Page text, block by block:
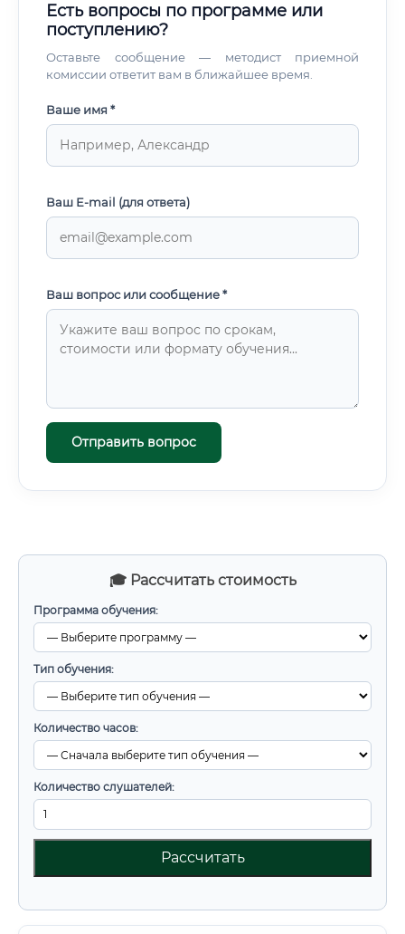
🎓 Рассчитать стоимость
Программа обучения:
Тип обучения:
Количество часов:
Количество слушателей:
Рассчитать
Есть вопросы по программе или
поступлению?
Оставьте сообщение — методист приемной
комиссии ответит вам в ближайшее время.
Ваше имя *
Ваш E-mail (для ответа)
Ваш вопрос или сообщение *
Отправить вопрос